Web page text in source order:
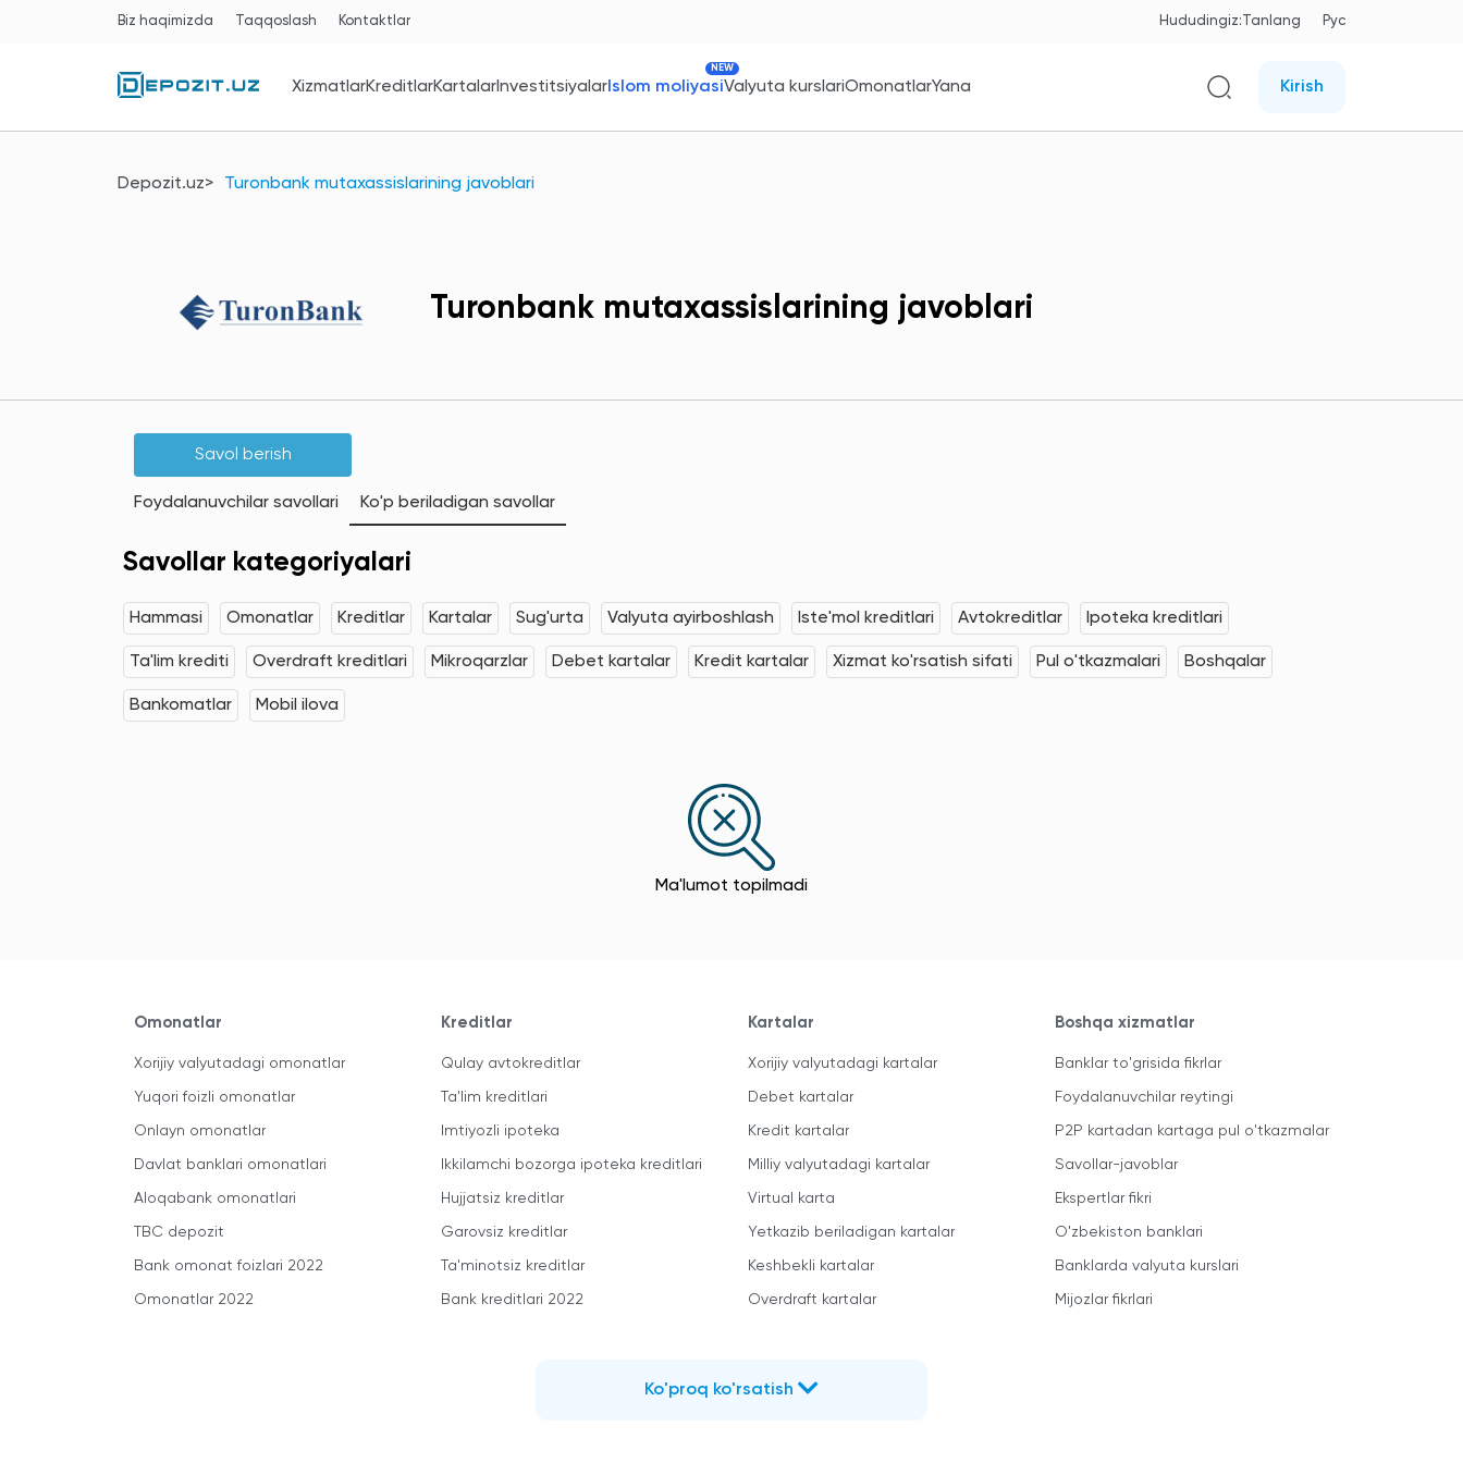
Biz haqimizda Taqqoslash Kontaktlar Hududingiz:Tanlang Рус
XizmatlarKreditlarKartalarInvestitsiyalarIslom moliyasi
NEW
Valyuta kurslariOmonatlarYana Kirish
Depozit.uz Turonbank mutaxassislarining javoblari
Turonbank mutaxassislarining javoblari
Savol berish
Foydalanuvchilar savollari Ko'p beriladigan savollar
Savollar kategoriyalari
Hammasi Omonatlar Kreditlar Kartalar Sug'urta Valyuta ayirboshlash Iste'mol kreditlari Avtokreditlar Ipoteka kreditlari
Ta'lim krediti Overdraft kreditlari Mikroqarzlar Debet kartalar Kredit kartalar Xizmat ko'rsatish sifati Pul o'tkazmalari Boshqalar
Bankomatlar Mobil ilova
Ma'lumot topilmadi
Omonatlar
Xorijiy valyutadagi omonatlar
Yuqori foizli omonatlar
Onlayn omonatlar
Davlat banklari omonatlari
Aloqabank omonatlari
TBC depozit
Bank omonat foizlari 2022
Omonatlar 2022
Kreditlar
Qulay avtokreditlar
Ta'lim kreditlari
Imtiyozli ipoteka
Ikkilamchi bozorga ipoteka kreditlari
Hujjatsiz kreditlar
Garovsiz kreditlar
Ta'minotsiz kreditlar
Bank kreditlari 2022
Kartalar
Xorijiy valyutadagi kartalar
Debet kartalar
Kredit kartalar
Milliy valyutadagi kartalar
Virtual karta
Yetkazib beriladigan kartalar
Keshbekli kartalar
Overdraft kartalar
Boshqa xizmatlar
Banklar to'grisida fikrlar
Foydalanuvchilar reytingi
P2P kartadan kartaga pul o'tkazmalar
Savollar-javoblar
Ekspertlar fikri
O'zbekiston banklari
Banklarda valyuta kurslari
Mijozlar fikrlari
Ko'proq ko'rsatish